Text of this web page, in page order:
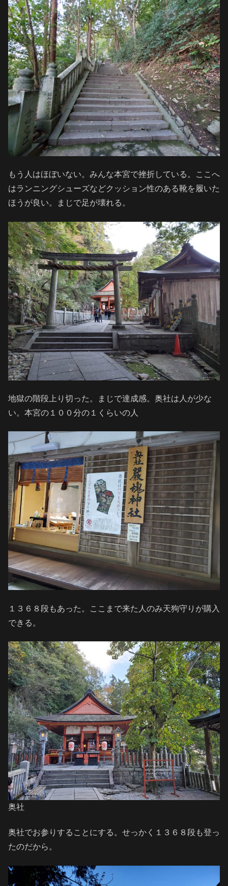
もう人はほぼいない。みんな本宮で挫折している。ここへ
はランニングシューズなどクッション性のある靴を履いた
ほうが良い。まじで足が壊れる。
地獄の階段上り切った。まじで達成感。奥社は人が少な
い。本宮の１００分の１くらいの人
１３６８段もあった。ここまで来た人のみ天狗守りが購入
できる。
奥社
奥社でお参りすることにする。せっかく１３６８段も登っ
たのだから。